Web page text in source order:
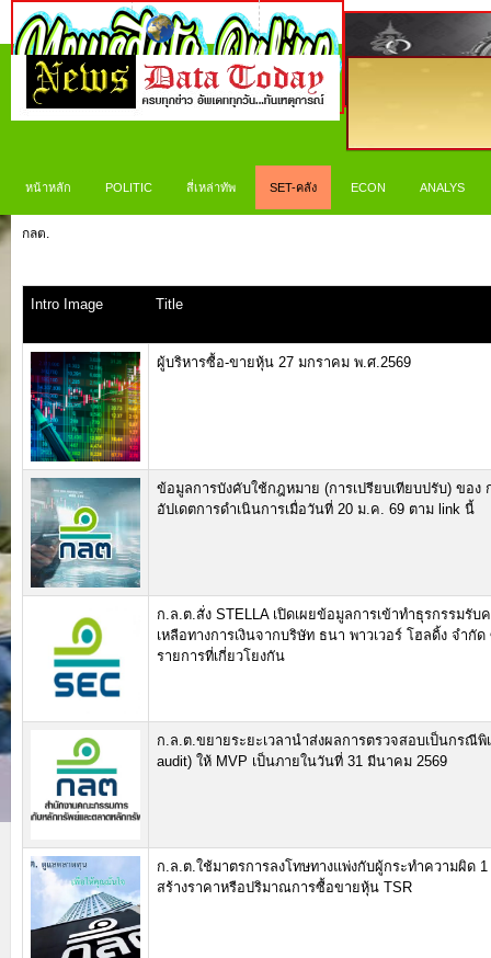
หน้าหลัก POLITIC สี่เหล่าทัพ SET-คลัง ECON ANALYS
กลต.
Intro Image Title
ผู้บริหารซื้อ-ขายหุ้น 27 มกราคม พ.ศ.2569
ข้อมูลการบังคับใช้กฎหมาย (การเปรียบเทียบปรับ) ของ
อัปเดตการดำเนินการเมื่อวันที่ 20 ม.ค. 69 ตาม link นี้
ก.ล.ต.สั่ง STELLA เปิดเผยข้อมูลการเข้าทำธุรกรรมรับ
เหลือทางการเงินจากบริษัท ธนา พาวเวอร์ โฮลดิ้ง จำกัด
รายการที่เกี่ยวโยงกัน
ก.ล.ต.ขยายระยะเวลานำส่งผลการตรวจสอบเป็นกรณีพิ
audit) ให้ MVP เป็นภายในวันที่ 31 มีนาคม 2569
ก.ล.ต.ใช้มาตรการลงโทษทางแพ่งกับผู้กระทำความผิด
สร้างราคาหรือปริมาณการซื้อขายหุ้น TSR